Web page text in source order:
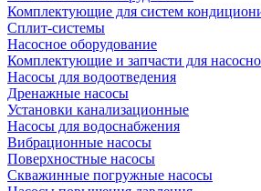
Комплектующие для систем
Сплит-системы
Насосное оборудование
Комплектующие и запчасти для
Насосы для водоотведения
Дренажные насосы
Установки канализационные
Насосы для водоснабжения
Вибрационные насосы
Поверхностные насосы
Скважинные погружные насосы